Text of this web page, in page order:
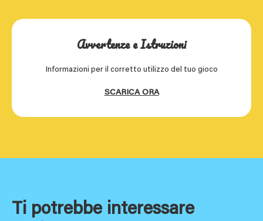
Avvertenze e Istruzioni
Informazioni per il corretto utilizzo del tuo gioco
SCARICA ORA
Ti potrebbe interessare